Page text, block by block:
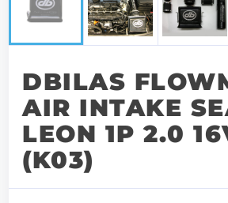
DBILAS
AIR INTAKE
LEON 1P 2.0
(K03)